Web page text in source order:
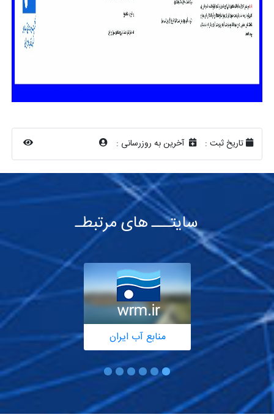
تاریخ ثبت : آخرین به روزرسانی :
سایتـــ های مرتبطـ
منابع آب ایران